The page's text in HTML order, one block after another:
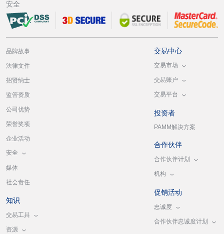
安全
品牌故事
法律文件
招贤纳士
监管资质
公司优势
荣誉奖项
企业活动
安全
媒体
社会责任
知识
交易工具
资源
交易中心
交易市场
交易账户
交易平台
投资者
PAMM解决方案
合作伙伴
合作伙伴计划
机构
促销活动
忠诚度
合作伙伴忠诚度计划